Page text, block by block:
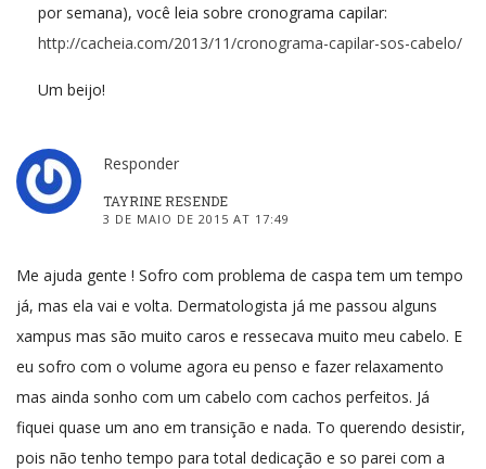
por semana), você leia sobre cronograma capilar:
http://cacheia.com/2013/11/cronograma-capilar-sos-cabelo/
Um beijo!
Responder
TAYRINE RESENDE
3 DE MAIO DE 2015 AT 17:49
Me ajuda gente ! Sofro com problema de caspa tem um tempo
já, mas ela vai e volta. Dermatologista já me passou alguns
xampus mas são muito caros e ressecava muito meu cabelo. E
eu sofro com o volume agora eu penso e fazer relaxamento
mas ainda sonho com um cabelo com cachos perfeitos. Já
fiquei quase um ano em transição e nada. To querendo desistir,
pois não tenho tempo para total dedicação e so parei com a